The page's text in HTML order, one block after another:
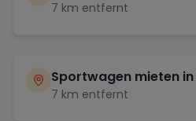
7 km entfernt
Sportwagen mieten in
7 km entfernt